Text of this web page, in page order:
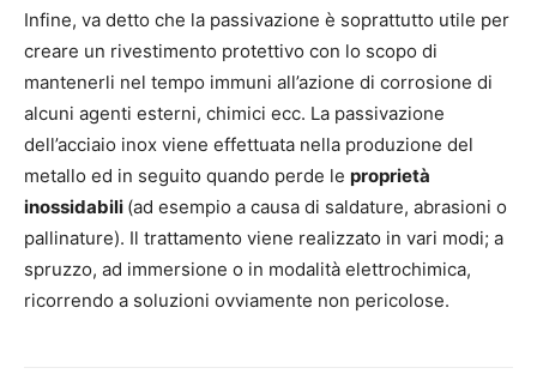
Infine, va detto che la passivazione è soprattutto utile per
creare un rivestimento protettivo con lo scopo di
mantenerli nel tempo immuni all’azione di corrosione di
alcuni agenti esterni, chimici ecc. La passivazione
dell’acciaio inox viene effettuata nella produzione del
metallo ed in seguito quando perde le proprietà
inossidabili (ad esempio a causa di saldature, abrasioni o
pallinature). Il trattamento viene realizzato in vari modi; a
spruzzo, ad immersione o in modalità elettrochimica,
ricorrendo a soluzioni ovviamente non pericolose.